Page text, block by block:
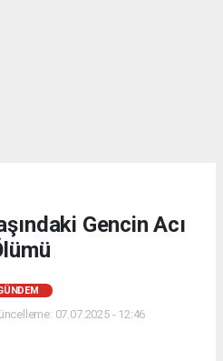
Gencin Acı
07.07.2025 - 12:46